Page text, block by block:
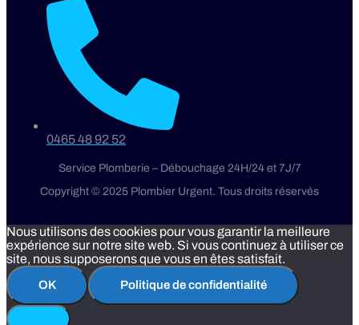
0465 48 92 52
Service Plomberie – Débouchage 24H/24 et 7J/7
Copyright © 2025 Plombier Urgent. Tous droits réservés
Nous utilisons des cookies pour vous garantir la meilleure
expérience sur notre site web. Si vous continuez à utiliser ce
site, nous supposerons que vous en êtes satisfait.
OK Politique de confidentialité